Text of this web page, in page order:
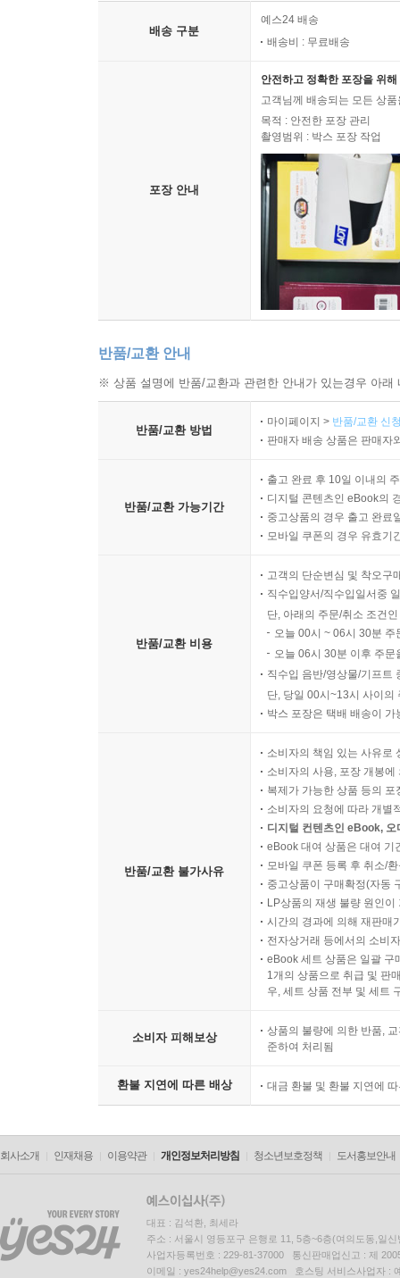
배송 구분
예스24 배송
배송비 : 무료배송
포장 안내
안전하고 정확한 포장을 위
고객님께 배송되는 모든 상
목적 : 안전한 포장 관리
촬영범위 : 박스 포장 작업
반품/교환 안내
※ 상품 설명에 반품/교환과 관련한 안내가 있는경우 아
반품/교환 방법
마이페이지 > 반품/교환 신
판매자 배송 상품은 판매자
반품/교환 가능기간
출고 완료 후 10일 이내의
디지털 콘텐츠인 eBook의
중고상품의 경우 출고 완료
모바일 쿠폰의 경우 유효기
반품/교환 비용
고객의 단순변심 및 착오구
직수입양서/직수입일서중
단, 아래의 주문/취소 조건
오늘 00시 ~ 06시 30분
오늘 06시 30분 이후 주
직수입 음반/영상물/기프트
단, 당일 00시~13시 사이의
박스 포장은 택배 배송이
반품/교환 불가사유
소비자의 책임 있는 사유로
소비자의 사용, 포장 개봉
복제가 가능한 상품 등의
소비자의 요청에 따라 개별
디지털 컨텐츠인 eBook,
eBook 대여 상품은 대여 기
모바일 쿠폰 등록 후 취소/
중고상품이 구매확정(자동
LP상품의 재생 불량 원인
시간의 경과에 의해 재판매
전자상거래 등에서의 소비
eBook 세트 상품은 일괄 구
1개의 상품으로 취급 및 판
우, 세트 상품 전부 및 세트
소비자 피해보상
상품의 불량에 의한 반품,
준하여 처리됨
환불 지연에 따른 배상 대금 환불 및 환불 지연에
회사소개 인재채용 이용약관 개인정보처리방침 청소년보호정책 도서홍보안내
대표 : 김석환, 최세라
주소 : 서울시 영등포구 은행로 11, 5층~6층(여의도동,일신
사업자등록번호 : 229-81-37000 통신판매업신고 : 제
이메일 : yes24help@yes24.com 호스팅 서비스사업자 :